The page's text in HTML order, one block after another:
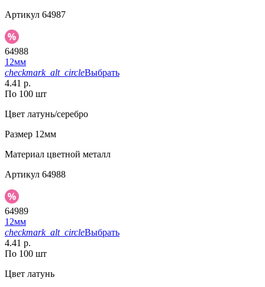
Артикул 64987
64988
12мм
checkmark_alt_circleВыбрать
4.41 р.
По 100 шт
Цвет латунь/серебро
Размер 12мм
Материал цветной металл
Артикул 64988
64989
12мм
checkmark_alt_circleВыбрать
4.41 р.
По 100 шт
Цвет латунь